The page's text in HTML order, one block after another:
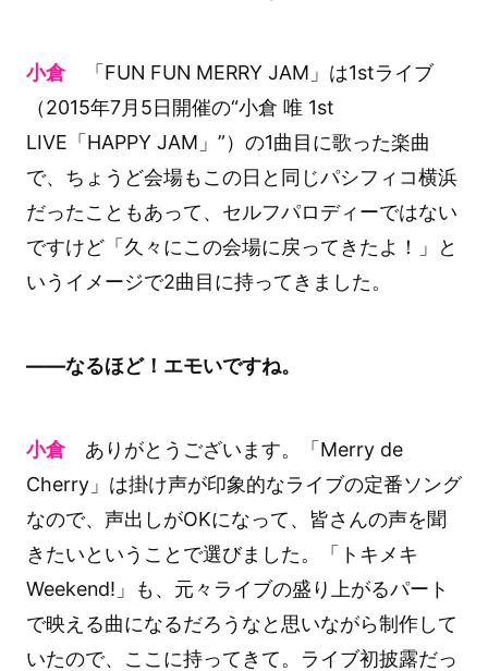
小倉「FUN FUN MERRY JAM」は1stライブ
（2015年7月5日開催の“小倉 唯 1st
LIVE「HAPPY JAM」”）の1曲目に歌った楽曲
で、ちょうど会場もこの日と同じパシフィコ横浜
だったこともあって、セルフパロディーではない
ですけど「久々にこの会場に戻ってきたよ！」と
いうイメージで2曲目に持ってきました。
――なるほど！エモいですね。
小倉ありがとうございます。「Merry de
Cherry」は掛け声が印象的なライブの定番ソング
なので、声出しがOKになって、皆さんの声を聞
きたいということで選びました。「トキメキ
Weekend!」も、元々ライブの盛り上がるパート
で映える曲になるだろうなと思いながら制作して
いたので、ここに持ってきて。ライブ初披露だっ